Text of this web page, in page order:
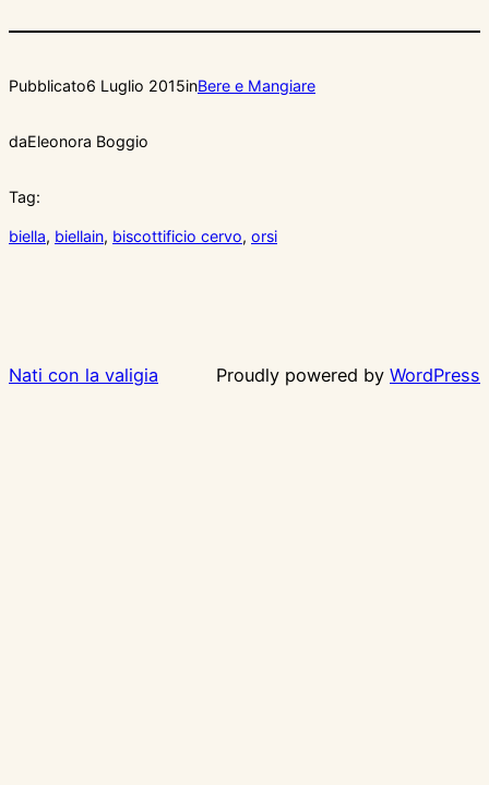
Pubblicato6 Luglio 2015inBere e Mangiare
daEleonora Boggio
Tag:
biella, biellain, biscottificio cervo, orsi
Nati con la valigia Proudly powered by WordPress